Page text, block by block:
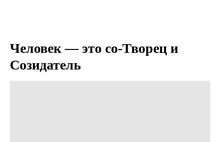
Человек — это со-Творец и
Созидатель